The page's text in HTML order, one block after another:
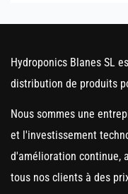
Hydroponics Blanes SL
distribution de produits
Nous sommes une
et l'investissement
d'amélioration continue,
tous nos clients à des